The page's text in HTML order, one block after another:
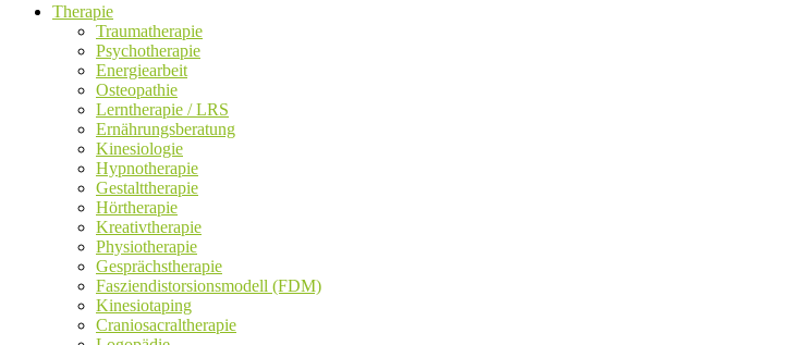
Therapie
Traumatherapie
Psychotherapie
Energiearbeit
Osteopathie
Lerntherapie / LRS
Ernährungsberatung
Kinesiologie
Hypnotherapie
Gestalttherapie
Hörtherapie
Kreativtherapie
Physiotherapie
Gesprächstherapie
Fasziendistorsionsmodell (FDM)
Kinesiotaping
Craniosacraltherapie